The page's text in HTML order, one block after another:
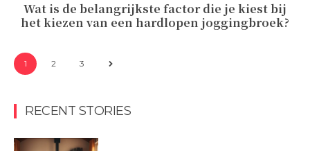
Wat is de belangrijkste factor die je kiest bij
het kiezen van een hardlopen joggingbroek?
1 2 3
RECENT STORIES